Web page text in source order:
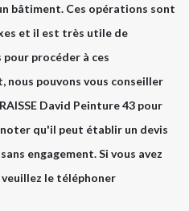
bâtiment. Ces opérations sont
et il est très utile de
procéder à ces
nous pouvons vous conseiller
David Peinture 43 pour
qu'il peut établir un devis
engagement. Si vous avez
le téléphoner